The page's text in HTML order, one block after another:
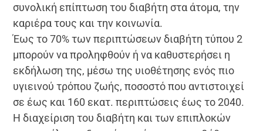
συνολική επίπτωση του διαβήτη στα άτομα, την
καριέρα τους και την κοινωνία.
Έως το 70% των περιπτώσεων διαβήτη τύπου 2
μπορούν να προληφθούν ή να καθυστερήσει η
εκδήλωση της, μέσω της υιοθέτησης ενός πιο
υγιεινού τρόπου ζωής, ποσοστό που αντιστοιχεί
σε έως και 160 εκατ. περιπτώσεις έως το 2040.
Η διαχείριση του διαβήτη και των επιπλοκών